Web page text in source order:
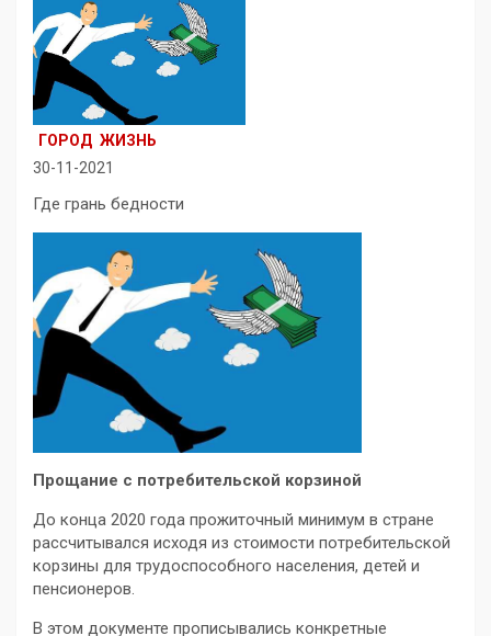
ГОРОД ЖИЗНЬ
30-11-2021
Где грань бедности
Прощание с потребительской корзиной
До конца 2020 года прожиточный минимум в стране
рассчитывался исходя из стоимости потребительской
корзины для трудоспособного населения, детей и
пенсионеров.
В этом документе прописывались конкретные